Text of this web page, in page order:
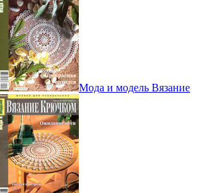
Мода и модель Вязание